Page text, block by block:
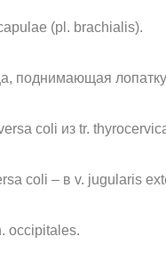
(pl. brachialis).
поднимающая лопатку
coli из tr.
coli – в v. jugularis
occipitales.